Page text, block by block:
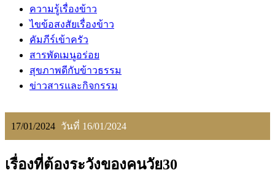
ความรู้เรื่องข้าว
ไขข้อสงสัยเรื่องข้าว
คัมภีร์เข้าครัว
สารพัดเมนูอร่อย
สุขภาพดีกับข้าวธรรม
ข่าวสารและกิจกรรม
17/01/2024 วันที่ 16/01/2024
เรื่องที่ต้องระวังของคนวัย30